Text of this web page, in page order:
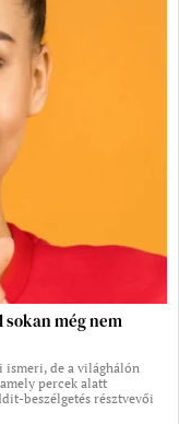
még nem
ismeri, de a világhálón
percek alatt
beszélgetés résztvevői